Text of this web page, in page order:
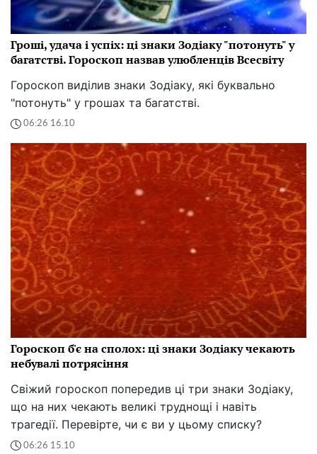
Гроші, удача і успіх: ці знаки Зодіаку "потонуть" у
багатстві. Гороскоп назвав улюбленців Всесвіту
Гороскоп виділив знаки Зодіаку, які буквально
"потонуть" у грошах та багатстві.
06:26 16.10
Гороскоп б'є на сполох: ці знаки Зодіаку чекають
небувалі потрясіння
Свіжий гороскоп попередив ці три знаки Зодіаку,
що на них чекають великі труднощі і навіть
трагедії. Перевірте, чи є ви у цьому списку?
06:26 15.10